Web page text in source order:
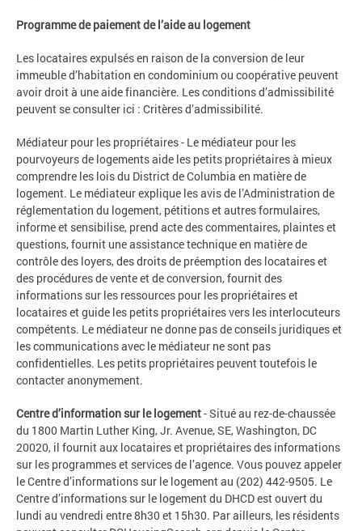
Programme de paiement de l’aide au logement
Les locataires expulsés en raison de la conversion de leur
immeuble d’habitation en condominium ou coopérative peuvent
avoir droit à une aide financière. Les conditions d’admissibilité
peuvent se consulter ici : Critères d’admissibilité.
Médiateur pour les propriétaires - Le médiateur pour les
pourvoyeurs de logements aide les petits propriétaires à mieux
comprendre les lois du District de Columbia en matière de
logement. Le médiateur explique les avis de l’Administration de
réglementation du logement, pétitions et autres formulaires,
informe et sensibilise, prend acte des commentaires, plaintes et
questions, fournit une assistance technique en matière de
contrôle des loyers, des droits de préemption des locataires et
des procédures de vente et de conversion, fournit des
informations sur les ressources pour les propriétaires et
locataires et guide les petits propriétaires vers les interlocuteurs
compétents. Le médiateur ne donne pas de conseils juridiques et
les communications avec le médiateur ne sont pas
confidentielles. Les petits propriétaires peuvent toutefois le
contacter anonymement.
Centre d’information sur le logement- Situé au rez-de-chaussée
du 1800 Martin Luther King, Jr. Avenue, SE, Washington, DC
20020, il fournit aux locataires et propriétaires des informations
sur les programmes et services de l’agence. Vous pouvez appeler
le Centre d’informations sur le logement au (202) 442-9505. Le
Centre d’informations sur le logement du DHCD est ouvert du
lundi au vendredi entre 8h30 et 15h30. Par ailleurs, les résidents